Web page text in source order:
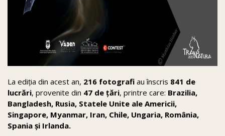
La ediția din acest an, 216 fotografi au înscris 841 de
lucrări, provenite din 47 de țări, printre care: Brazilia,
Bangladesh, Rusia, Statele Unite ale Americii,
Singapore, Myanmar, Iran, Chile, Ungaria, România,
Spania și Irlanda.